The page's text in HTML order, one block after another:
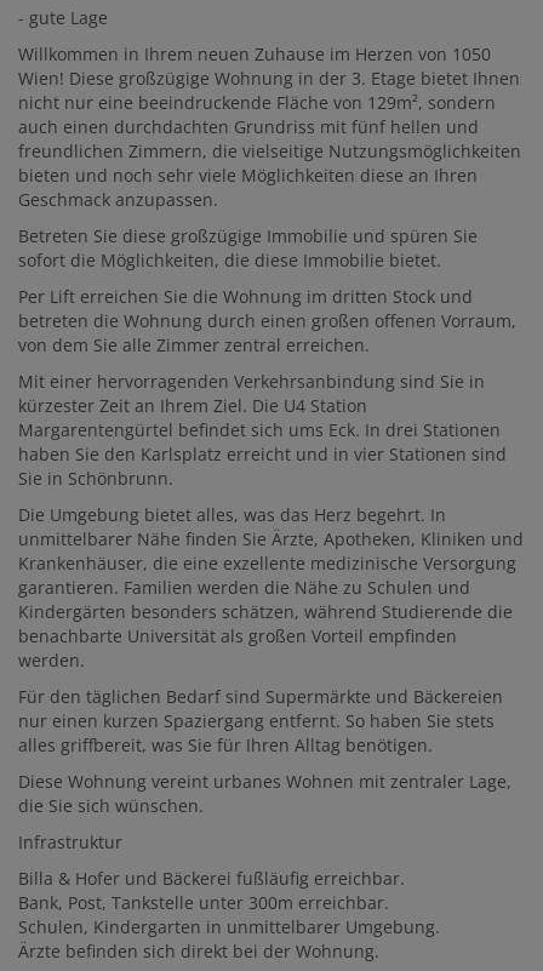
- gute Lage
Willkommen in Ihrem neuen Zuhause im Herzen von 1050
Wien! Diese großzügige Wohnung in der 3. Etage bietet Ihnen
nicht nur eine beeindruckende Fläche von 129m², sondern
auch einen durchdachten Grundriss mit fünf hellen und
freundlichen Zimmern, die vielseitige Nutzungsmöglichkeiten
bieten und noch sehr viele Möglichkeiten diese an Ihren
Geschmack anzupassen.
Betreten Sie diese großzügige Immobilie und spüren Sie
sofort die Möglichkeiten, die diese Immobilie bietet.
Per Lift erreichen Sie die Wohnung im dritten Stock und
betreten die Wohnung durch einen großen offenen Vorraum,
von dem Sie alle Zimmer zentral erreichen.
Mit einer hervorragenden Verkehrsanbindung sind Sie in
kürzester Zeit an Ihrem Ziel. Die U4 Station
Margarentengürtel befindet sich ums Eck. In drei Stationen
haben Sie den Karlsplatz erreicht und in vier Stationen sind
Sie in Schönbrunn.
Die Umgebung bietet alles, was das Herz begehrt. In
unmittelbarer Nähe finden Sie Ärzte, Apotheken, Kliniken und
Krankenhäuser, die eine exzellente medizinische Versorgung
garantieren. Familien werden die Nähe zu Schulen und
Kindergärten besonders schätzen, während Studierende die
benachbarte Universität als großen Vorteil empfinden
werden.
Für den täglichen Bedarf sind Supermärkte und Bäckereien
nur einen kurzen Spaziergang entfernt. So haben Sie stets
alles griffbereit, was Sie für Ihren Alltag benötigen.
Diese Wohnung vereint urbanes Wohnen mit zentraler Lage,
die Sie sich wünschen.
Infrastruktur
Billa & Hofer und Bäckerei fußläufig erreichbar.
Bank, Post, Tankstelle unter 300m erreichbar.
Schulen, Kindergarten in unmittelbarer Umgebung.
Ärzte befinden sich direkt bei der Wohnung.